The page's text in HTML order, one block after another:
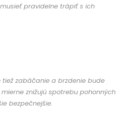
pravidelne trápiť s ich
zabáčanie a brzdenie bude
znižujú spotrebu pohonných
bezpečnejšie.